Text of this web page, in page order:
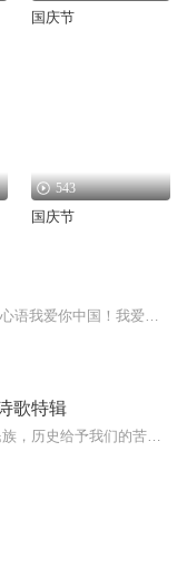
国庆节
543
国庆节
歌特辑